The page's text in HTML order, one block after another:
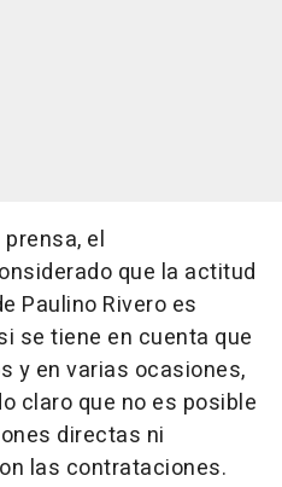
el
que la actitud
Paulino Rivero es
se tiene en cuenta que
y en varias ocasiones,
claro que no es posible
directas ni
las contrataciones.